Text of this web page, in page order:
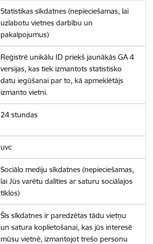
Statistikas sīkdatnes (nepieciešamas, lai
uzlabotu vietnes darbību un
pakalpojumus)
Reģistrē unikālu ID priekš jaunākās GA 4
versijas, kas tiek izmantots statistisko
datu iegūšanai par to, kā apmeklētājs
izmanto vietni.
24 stundas
uvc
Sociālo mediju sīkdatnes (nepieciešamas,
lai Jūs varētu dalīties ar saturu sociālajos
tīklos)
Šīs sīkdatnes ir paredzētas tādu vietņu
un satura koplietošanai, kas jūs interesē
mūsu vietnē, izmantojot trešo personu